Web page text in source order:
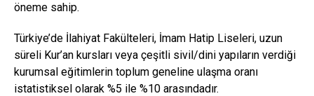
öneme sahip.
Türkiye’de İlahiyat Fakülteleri, İmam Hatip Liseleri, uzun
süreli Kur’an kursları veya çeşitli sivil/dini yapıların verdiği
kurumsal eğitimlerin toplum geneline ulaşma oranı
istatistiksel olarak %5 ile %10 arasındadır.